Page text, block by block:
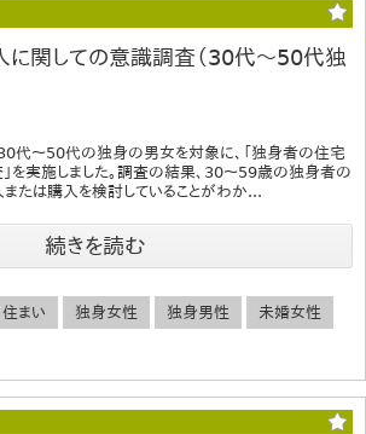
関しての意識調査（30代～50代独
30代～50代の独身の男女を対象に、「独身者の住宅
を実施しました。調査の結果、30～59歳の独身者の
たは購入を検討していることがわか...
続きを読む
住まい 独身女性 独身男性 未婚女性